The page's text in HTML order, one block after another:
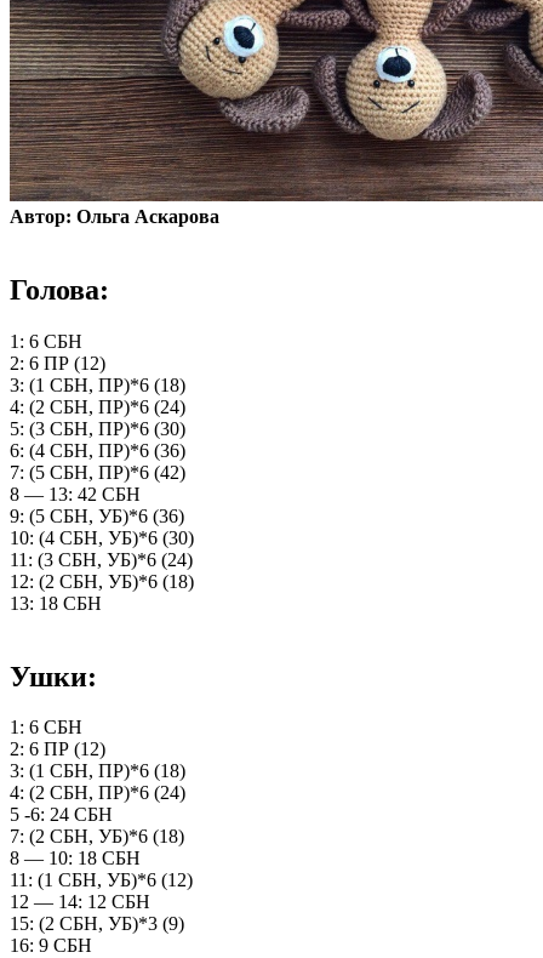
Автор: Ольга Аскарова
Голова:
1: 6 СБН
2: 6 ПР (12)
3: (1 СБН, ПР)*6 (18)
4: (2 СБН, ПР)*6 (24)
5: (3 СБН, ПР)*6 (30)
6: (4 СБН, ПР)*6 (36)
7: (5 СБН, ПР)*6 (42)
8 — 13: 42 СБН
9: (5 СБН, УБ)*6 (36)
10: (4 СБН, УБ)*6 (30)
11: (3 СБН, УБ)*6 (24)
12: (2 СБН, УБ)*6 (18)
13: 18 СБН
Ушки:
1: 6 СБН
2: 6 ПР (12)
3: (1 СБН, ПР)*6 (18)
4: (2 СБН, ПР)*6 (24)
5 -6: 24 СБН
7: (2 СБН, УБ)*6 (18)
8 — 10: 18 СБН
11: (1 СБН, УБ)*6 (12)
12 — 14: 12 СБН
15: (2 СБН, УБ)*3 (9)
16: 9 СБН